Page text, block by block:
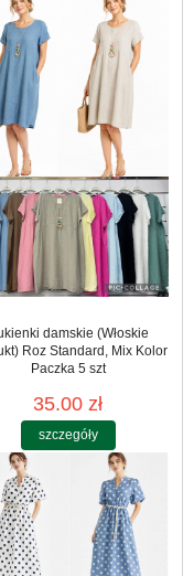
damskie (Włoskie
Roz Standard, Mix Kolor
Paczka 5 szt
35.00 zł
szczegóły